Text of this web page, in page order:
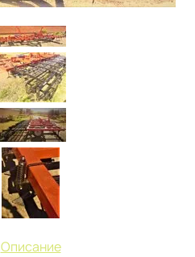
Описание